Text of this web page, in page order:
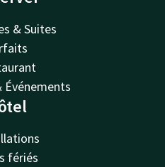
& Suites
Événements
fériés